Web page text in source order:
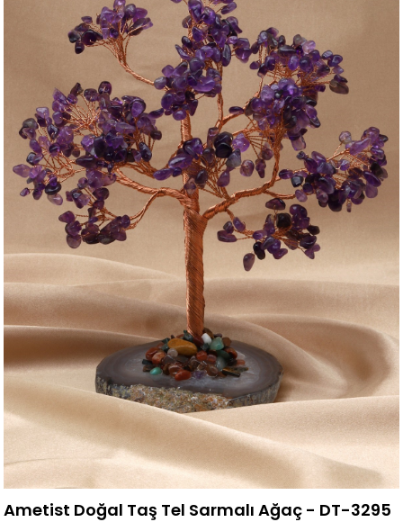
Ametist Doğal Taş Tel Sarmalı Ağaç - DT-3295